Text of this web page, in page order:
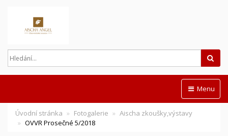
Menu
Úvodní stránka Fotogalerie
Aischa zkoušky,výstavy
OVVR Prosečné 5/2018